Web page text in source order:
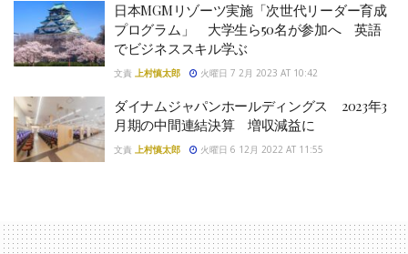
日本MGMリゾーツ実施「次世代リーダー育成
プログラム」 大学生ら50名が参加へ 英語
でビジネススキル学ぶ
文責 上村慎太郎 火曜日 7 2月 2023 AT 10:42
ダイナムジャパンホールディングス 2023年3
月期の中間連結決算 増収減益に
文責 上村慎太郎 火曜日 6 12月 2022 AT 11:55